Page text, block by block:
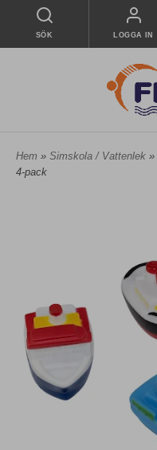
SÖK LOGGA IN
Hem » Simskola / Vattenlek »
4-pack